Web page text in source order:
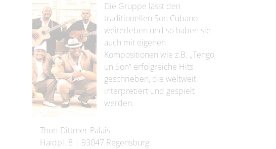
Die Gruppe lässt den
traditionellen Son Cubano
weiterleben und so haben sie
auch mit eigenen
Kompositionen wie z.B. „Tengo
un Son“ erfolgreiche Hits
geschrieben, die weltweit
interpretiert und gespielt
werden.
Thon-Dittmer-Palais
Haidpl. 8 | 93047 Regensburg